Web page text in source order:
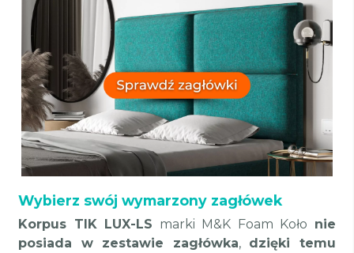
Wybierz swój wymarzony zagłówek
Korpus TIK LUX-LS marki M&K Foam Koło nie
posiada w zestawie zagłówka, dzięki temu